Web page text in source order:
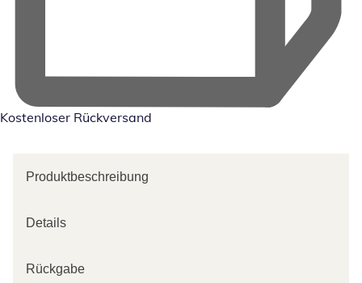
Kostenloser Rückversand
Produktbeschreibung
Details
Rückgabe